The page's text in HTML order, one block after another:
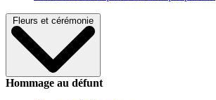
Fleurs et cérémonie
Hommage au défunt